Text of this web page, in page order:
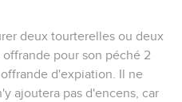
deux tourterelles ou deux
pour son péché 2
d'expiation. Il ne
ajoutera pas d'encens, car